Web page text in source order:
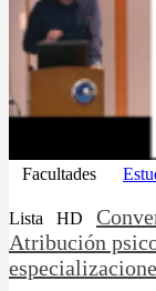
Facultades
Lista HD
Atribución